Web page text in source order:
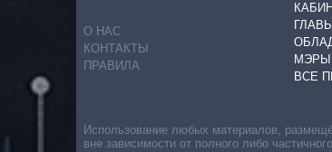
О НАС
КОНТАКТЫ
ПРАВИЛА
ГЛАВЫ
МЭРЫ
ВСЕ
Использование любых материалов,
вне зависимости от полного либо